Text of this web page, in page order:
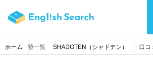
ホーム 塾一覧 SHADOTEN（シャドテン） 口コ